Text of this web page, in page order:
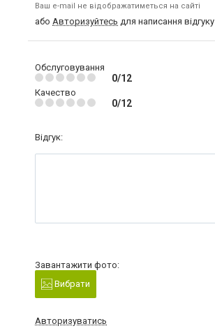
Ваш e-mail не відображатиметься на сайті
або Авторизуйтесь для написання відгуку
Обслуговування
0/12
Качество
0/12
Відгук:
Завантажити фото:
Вибрати
Авторизуватись